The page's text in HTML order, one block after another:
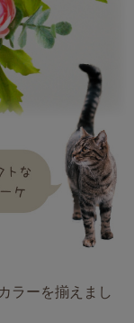
ラーを揃えまし